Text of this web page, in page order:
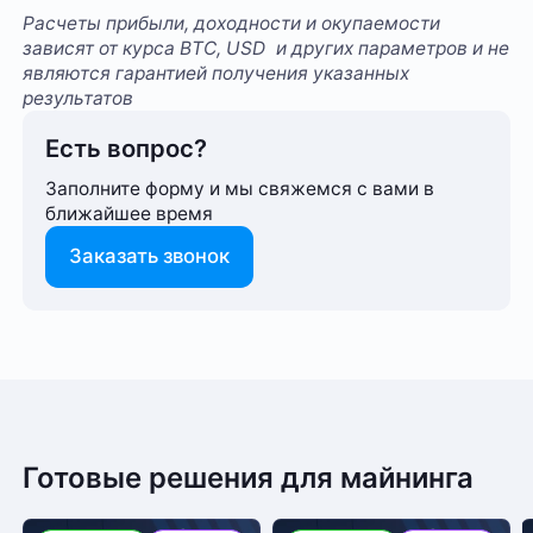
Расчеты прибыли, доходности и окупаемости
зависят от курса BTC, USD и других параметров и не
являются гарантией получения указанных
результатов
Есть вопрос?
Заполните форму и мы свяжемся с вами в
ближайшее время
Заказать звонок
Хэшрейт
4 700 TH/s
Желаете оставить отзыв?
Нам важно знать ваше мнение о популярном
свяжется менеджер для уточнения деталей
доставки или размещения в одном из наших дата-
центров
Готовые решения для майнинга